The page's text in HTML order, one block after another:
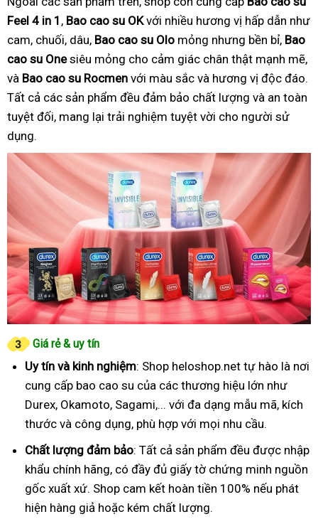
Feel 4 in 1 , Bao cao su OKvới nhiều hương vị hấp dẫn như
cam, chuối, dâu, Bao cao su Olo mỏng nhưng bền bỉ, Bao
cao su Onesiêu mỏng cho cảm giác chân thật mạnh mẽ,
và Bao cao su Rocmen với màu sắc và hương vị độc đáo.
Tất cả các sản phẩm đều đảm bảo chất lượng và an toàn
tuyệt đối, mang lại trải nghiệm tuyệt vời cho người sử
dụng.
Giá rẻ & uy tín
Uy tín và kinh nghiệm: Shop heloshop.net tự hào là nơi
cung cấp bao cao su của các thương hiệu lớn như
Durex, Okamoto, Sagami,... với đa dạng mẫu mã, kích
thước và công dụng, phù hợp với mọi nhu cầu.
Chất lượng đảm bảo: Tất cả sản phẩm đều được nhập
khẩu chính hãng, có đầy đủ giấy tờ chứng minh nguồn
gốc xuất xứ. Shop cam kết hoàn tiền 100% nếu phát
hiện hàng giả hoặc kém chất lượng.